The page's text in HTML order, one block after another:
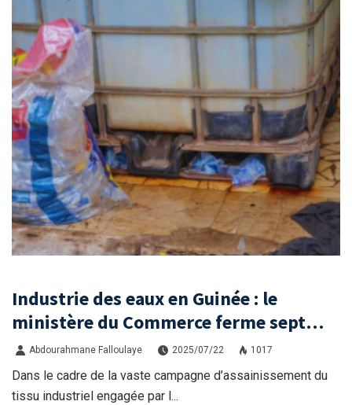
Industrie des eaux en Guinée : le
ministère du Commerce ferme sept
unités non conformes à Dixinn
Abdourahmane Falloulaye 2025/07/22 1017
Dans le cadre de la vaste campagne d’assainissement du
tissu industriel engagée par l...